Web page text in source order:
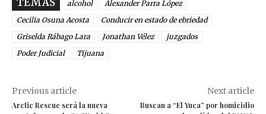
alcohol
Alexander Parra López
Cecilia Osuna Acosta
Conducir en estado de ebriedad
Griselda Rábago Lara
Jonathan Vélez
juzgados
Poder Judicial
Tijuana
Previous article
Arctic Rescue será la nueva
Next article
Buscan a “El Yuca” por homicidio